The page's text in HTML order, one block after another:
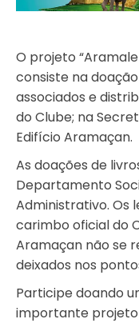
O projeto
consiste na
associados e
do Clube; na
Edifício Aramaçan.
As doações de
Departamento
Administrativo. Os
carimbo oficial do
Aramaçan não se
deixados nos
Participe doando
importante